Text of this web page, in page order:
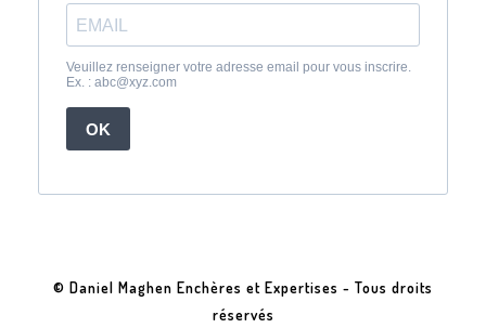
© Daniel Maghen Enchères et Expertises - Tous droits
réservés